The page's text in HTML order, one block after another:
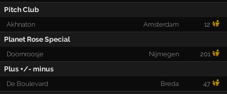
Pitch Club
Akhnaton Amsterdam 12
Planet Rose Special
Doornroosje Nijmegen 201
Plus +/- minus
De Boulevard Breda 47